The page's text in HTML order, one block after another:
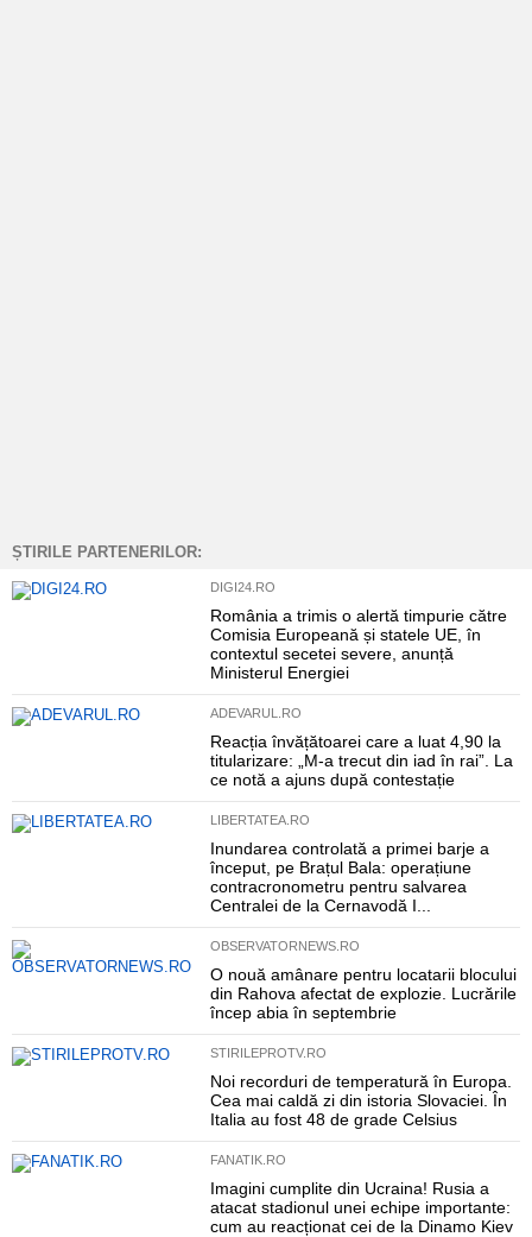
ȘTIRILE PARTENERILOR:
DIGI24.RO
România a trimis o alertă timpurie către
Comisia Europeană și statele UE, în
contextul secetei severe, anunță
Ministerul Energiei
ADEVARUL.RO
Reacția învățătoarei care a luat 4,90 la
titularizare: „M-a trecut din iad în rai”. La
ce notă a ajuns după contestație
LIBERTATEA.RO
Inundarea controlată a primei barje a
început, pe Brațul Bala: operațiune
contracronometru pentru salvarea
Centralei de la Cernavodă I...
OBSERVATORNEWS.RO
O nouă amânare pentru locatarii blocului
din Rahova afectat de explozie. Lucrările
încep abia în septembrie
STIRILEPROTV.RO
Noi recorduri de temperatură în Europa.
Cea mai caldă zi din istoria Slovaciei. În
Italia au fost 48 de grade Celsius
FANATIK.RO
Imagini cumplite din Ucraina! Rusia a
atacat stadionul unei echipe importante:
cum au reacționat cei de la Dinamo Kiev